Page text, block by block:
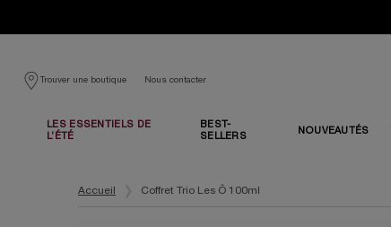
Trouver une boutique
Nous contacter
LES ESSENTIELS DE
L’ÉTÉ
BEST-
SELLERS
NOUVEAUTÉS
Accueil Coffret Trio Les Ô 100ml